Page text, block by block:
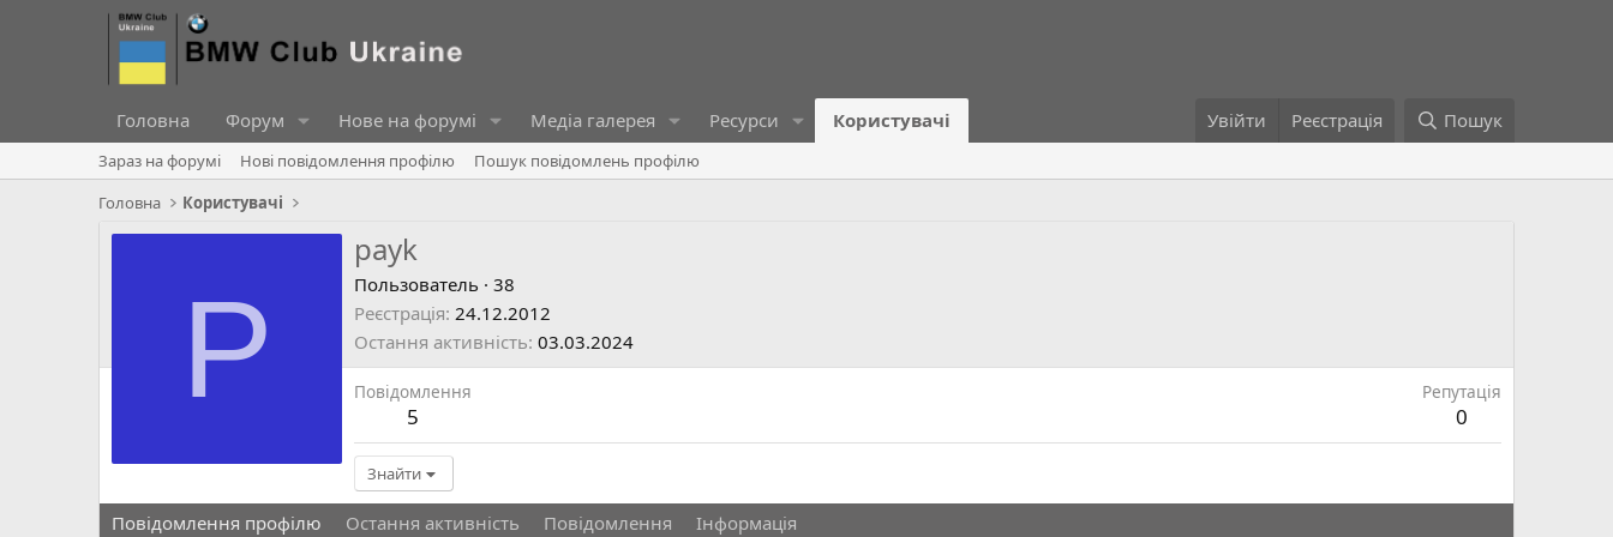
Головна Форум Нове на форумі Медіа галерея Ресурси Користувачі Увійти Реєстрація Пошук
Зараз на форумі Нові повідомлення профілю
Пошук повідомлень профілю
Головна
Користувачі
P
payk
Пользователь · 38
Реєстрація 24.12.2012
Остання активність 03.03.2024
Повідомлення
5
Репутація
0
Знайти
Повідомлення профілю Остання активність Повідомлення Інформація